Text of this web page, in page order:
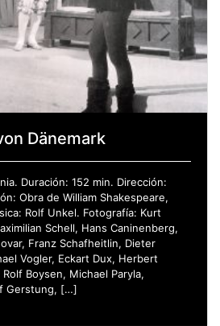
Dänemark
Duración: 152 min. Dirección:
Obra de William Shakespeare,
Rolf Unkel. Fotografía: Kurt
Schell, Hans Caninenberg,
Franz Schafheitlin, Dieter
Vogler, Eckart Dux, Herbert
Boysen, Michael Paryla,
Gerstung, […]